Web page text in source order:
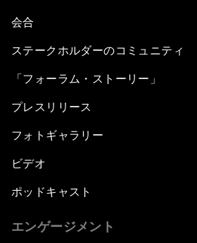
会合
ステークホルダーのコミュニティ
「フォーラム・ストーリー」
プレスリリース
フォトギャラリー
ビデオ
ポッドキャスト
エンゲージメント